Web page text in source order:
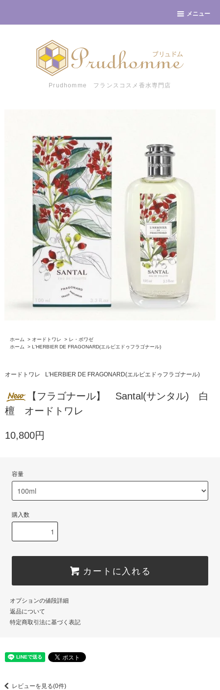
メニュー
Prudhomme フランスコスメ香水専門店
ホーム > オードトワレ > レ・ボワゼ
ホーム
> L'HERBIER DE FRAGONARD(エルビエドゥフラゴナール)
オードトワレ L'HERBIER DE FRAGONARD(エルビエドゥフラゴナール)
【フラゴナール】 Santal(サンタル) 白
檀 オードトワレ
10,800円
容量
購入数
カートに入れる
オプションの値段詳細
返品について
特定商取引法に基づく表記
レビューを見る(0件)